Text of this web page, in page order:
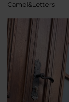
Camel&Letters